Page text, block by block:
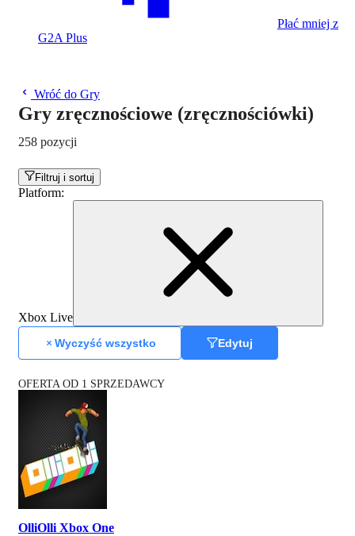
Płać mniej z
G2A Plus
Wróć do Gry
Gry zręcznościowe (zręcznościówki)
258 pozycji
Filtruj i sortuj
Platform:
Xbox Live
Wyczyść wszystko Edytuj
OFERTA OD 1 SPRZEDAWCY
OlliOlli Xbox One